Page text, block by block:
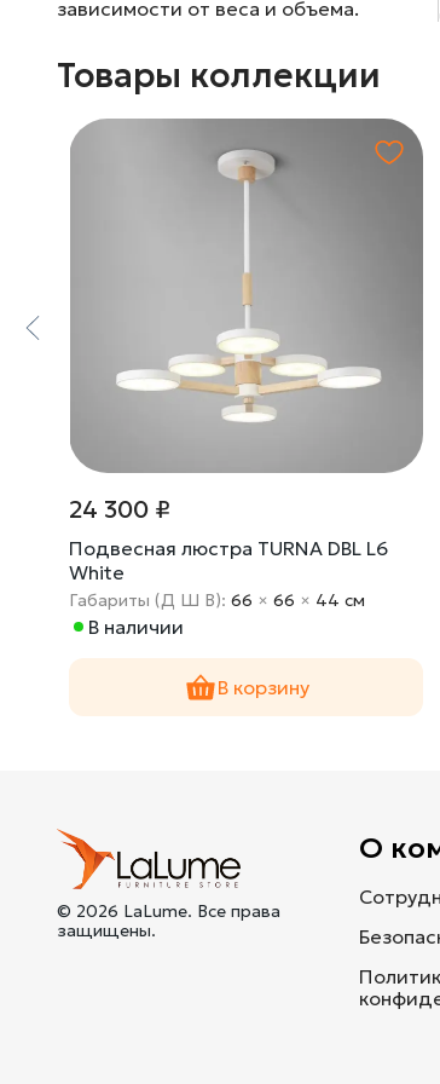
зависимости от веса и объема.
Товары коллекции
24 300 ₽
Подвесная люстра TURNA DBL L6
White
Габариты (Д Ш В):66 ×66 × 44 cм
В наличии
В корзину
© 2026 LaLume. Все права
защищены.
О